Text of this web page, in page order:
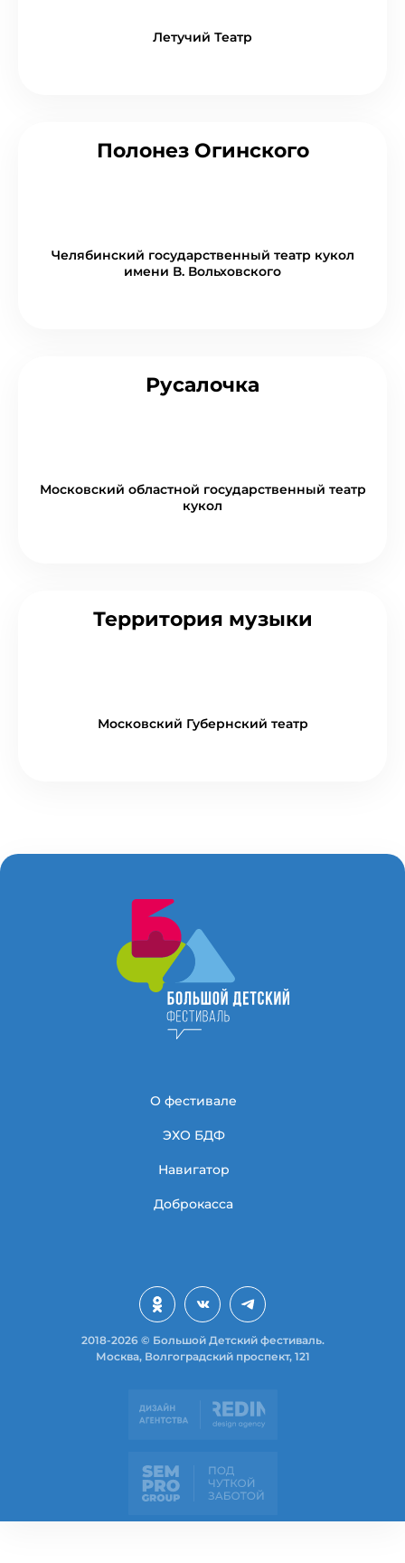
Летучий Театр
Полонез Огинского
Челябинский государственный театр кукол
имени В. Вольховского
Русалочка
Московский областной государственный театр
кукол
Территория музыки
Московский Губернский театр
О фестивале
ЭХО БДФ
Навигатор
Доброкасса
2018-2026 © Большой Детский фестиваль.
Москва, Волгоградский проспект, 121